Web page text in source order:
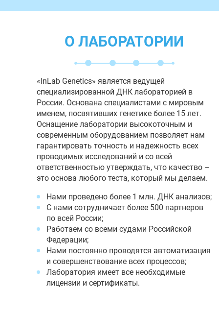
О ЛАБОРАТОРИИ
«InLab Genetics» является ведущей
специализированной ДНК лабораторией в
России. Основана специалистами с мировым
именем, посвятивших генетике более 15 лет.
Оснащение лаборатории высокоточным и
современным оборудованием позволяет нам
гарантировать точность и надежность всех
проводимых исследований и со всей
ответственностью утверждать, что качество –
это основа любого теста, который мы делаем.
Нами проведено более 1 млн. ДНК анализов;
С нами сотрудничает более 500 партнеров
по всей России;
Работаем со всеми судами Российской
Федерации;
Нами постоянно проводятся автоматизация
и совершенствование всех процессов;
Лаборатория имеет все необходимые
лицензии и сертификаты.